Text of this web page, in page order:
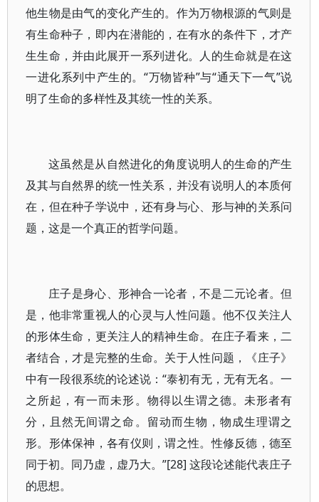
他生物是由气的变化产生的。作为万物根源的气则是
有生命种子，即内在潜能的，在有水的条件下，才产
生生命，并由此展开一系列进化。人的生命就是在这
一进化系列中产生的。“万物皆种”与“通天下一气”说
明了生命的多样性及其统一性的关系。
这虽然是从自然进化的角度说明人的生命的产生
及其与自然界的统一性关系，并没有说明人的本质何
在，但在种子学说中，还有身与心、形与神的关系问
题，这是一个真正的哲学问题。
庄子是身心、形神合一论者，不是二元论者。但
是，他非常重视人的心灵与人性问题。他不仅关注人
的形体生命，更关注人的精神生命。在庄子看来，二
者结合，才是完整的生命。关于人性问题，《庄子》
中有一段很系统的论述说：“泰初有无，无有无名。一
之所起，有一而未形。物得以生谓之德。未形者有
分，且然无间谓之命。留动而生物，物成生理谓之
形。形体保神，各有仪则，谓之性。性修反德，德至
同于初。同乃虚，虚乃大。”[28] 这段论述能代表庄子
的思想。